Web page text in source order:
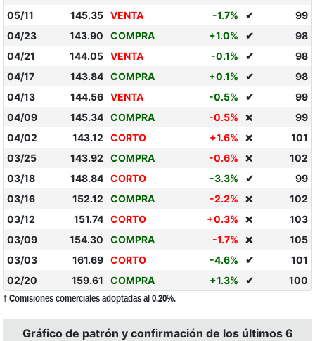
05/11
145.35 VENTA -1.7% ✔
99
04/23
143.90 COMPRA +1.0% ✔
98
04/21
144.05 VENTA -0.1% ✔
98
04/17
143.84 COMPRA +0.1% ✔
98
04/13
144.56 VENTA -0.5% ✔
99
04/09
145.34 COMPRA -0.5% ❌
99
04/02
143.12 CORTO +1.6% ❌
101
03/25
143.92 COMPRA -0.6% ❌
102
03/18
148.84 CORTO -3.3% ✔
99
03/16
152.12 COMPRA -2.2% ❌
102
03/12
151.74 CORTO +0.3% ❌
103
03/09
154.30 COMPRA -1.7% ❌
105
03/03
161.69 CORTO -4.6% ✔
101
02/20
159.61 COMPRA +1.3% ✔ 100
† Comisiones comerciales adoptadas al 0.20%.
Gráfico de patrón y confirmación de los últimos 6